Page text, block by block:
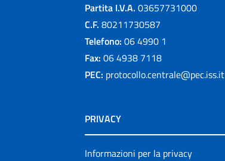
Partita I.V.A. 03657731000
C.F. 80211730587
Telefono: 06 4990 1
Fax: 06 4938 7118
PEC: protocollo.centrale@pec.iss.it
PRIVACY
Informazioni per la privacy